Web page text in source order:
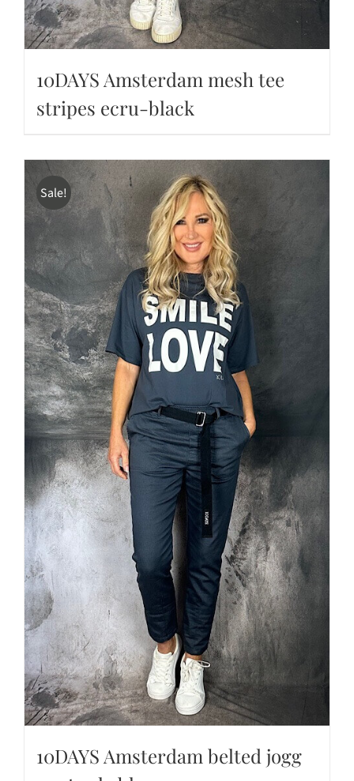
10DAYS Amsterdam mesh tee
stripes ecru-black
Sale!
10DAYS Amsterdam belted jogg